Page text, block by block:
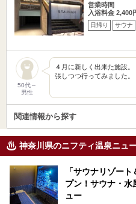
営業時間
入浴料金 2,400
日帰り サウナ
50代～
男性
４月に新しく出来た施設
張しつつ行ってみました
関連情報から探す
神奈川県のニフティ温泉ニュ
「サウナリゾー
プン！サウナ・水
ュー